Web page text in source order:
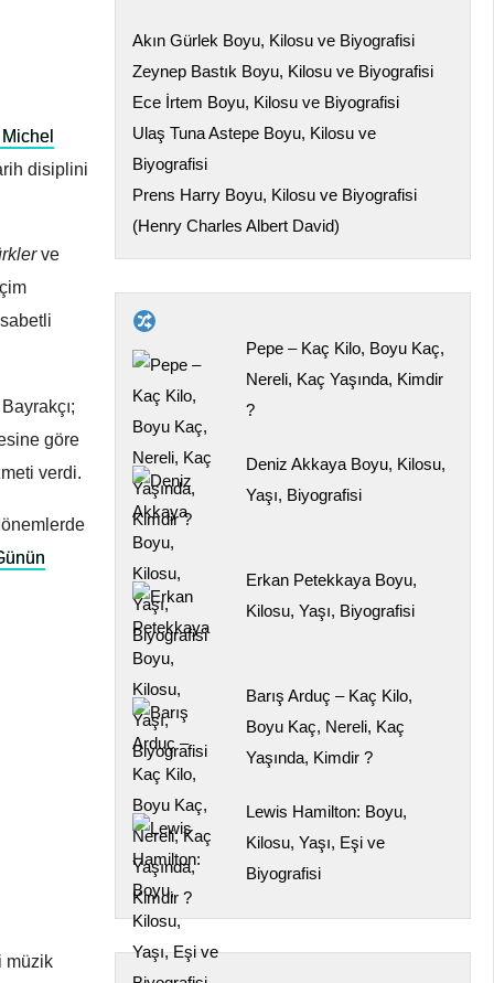
disiplini
ve
göre
verdi.
müzik
Akın Gürlek Boyu, Kilosu ve Biyografisi
Zeynep Bastık Boyu, Kilosu ve Biyografisi
Ece İrtem Boyu, Kilosu ve Biyografisi
Ulaş Tuna Astepe Boyu, Kilosu ve
Biyografisi
Prens Harry Boyu, Kilosu ve Biyografisi
(Henry Charles Albert David)
Pepe – Kaç Kilo, Boyu Kaç,
Nereli, Kaç Yaşında, Kimdir
?
Deniz Akkaya Boyu, Kilosu,
Yaşı, Biyografisi
Erkan Petekkaya Boyu,
Kilosu, Yaşı, Biyografisi
Barış Arduç – Kaç Kilo,
Boyu Kaç, Nereli, Kaç
Yaşında, Kimdir ?
Lewis Hamilton: Boyu,
Kilosu, Yaşı, Eşi ve
Biyografisi